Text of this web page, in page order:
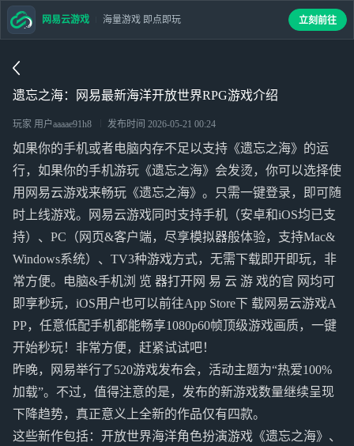
遗忘之海：网易最新海洋开放世界RPG游戏介绍
玩家 用户aaaae91h8 发布时间 2026-05-21 00:24
如果你的手机或者电脑内存不足以支持《遗忘之海》的运
行，如果你的手机游玩《遗忘之海》会发烫，你可以选择使
用网易云游戏来畅玩《遗忘之海》。只需一键登录，即可随
时上线游戏。网易云游戏同时支持手机（安卓和iOS均已支
持）、PC（网页&客户端，尽享模拟器般体验，支持Mac&
Windows系统）、TV3种游戏方式，无需下载即开即玩，非
常方便。电脑&手机浏 览 器打开网 易 云 游 戏的官 网均可
即享秒玩，iOS用户也可以前往App Store下 载网易云游戏A
PP，任意低配手机都能畅享1080p60帧顶级游戏画质，一键
开始秒玩！非常方便，赶紧试试吧！
昨晚，网易举行了520游戏发布会，活动主题为“热爱100%
加载”。不过，值得注意的是，发布的新游戏数量继续呈现
下降趋势，真正意义上全新的作品仅有四款。
这些新作包括：开放世界海洋角色扮演游戏《遗忘之海》、
网易云游戏 海量游戏 即点即玩 立刻前往